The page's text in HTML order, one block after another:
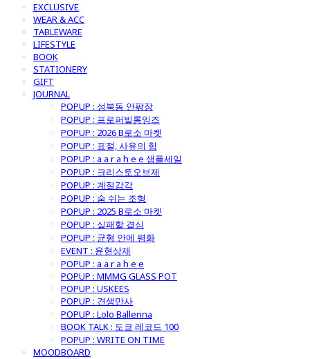
EXCLUSIVE
WEAR & ACC
TABLEWARE
LIFESTYLE
BOOK
STATIONERY
GIFT
JOURNAL
POPUP : 성북동 안팎장
POPUP : 프로퍼빌롱잉즈
POPUP : 2026 B로소 마켓
POPUP : 표절, 사유의 힘
POPUP : a a r a h e e 샘플세일
POPUP : 크리스토오브제
POPUP : 계절감각
POPUP : 숨 쉬는 조형
POPUP : 2025 B로소 마켓
POPUP : 실패할 결심
POPUP : 균형 안에 평화
EVENT : 윤현상재
POPUP : a a r a h e e
POPUP : MMMG GLASS POT
POPUP : USKEES
POPUP : 견생만사
POPUP : Lolo Ballerina
BOOK TALK : 도쿄 레코드 100
POPUP : WRITE ON TIME
MOODBOARD